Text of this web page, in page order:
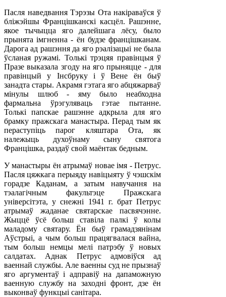
Пасля наведвання Тэрэзы Ота накіраваўся ў
бліжэйшы Францішканскі касцёл. Рашэнне,
якое тычыцца яго далейшага лёсу, было
прынята імгненна - ён будзе францішканам.
Дарога ад рашэння да яго рэалізацыі не была
ўсланая ружамі. Толькі трэцяя правінцыя ў
Празе выказала згоду на яго прыняцце - для
правінцый у Інсбруку і ў Вене ён быў
занадта стары. Акрамя гэтага яго абцяжарваў
мінулы шлюб - яму было неабходна
фармальна ўрэгуляваць гэтае пытанне.
Толькі папскае рашэнне адкрыла для яго
брамку пражскага манастыра. Перад тым як
пераступіць парог кляштара Ота, як
належыць духоўнаму сыну святога
Францішка, раздаў свой маёнтак бедным.
У манастыры ён атрымаў новае імя - Петрус.
Пасля цяжкага перыяду навіцыяту ў чэшскім
горадзе Каданам, а затым навучання на
тэалагічным факультэце Пражскага
універсітэта, у снежні 1941 г. брат Петрус
атрымаў жаданае святарскае пасвячэнне.
Жыццё ўсё больш ставіла палкі ў колы
маладому святару. Ён быў грамадзянінам
Аўстрыі, а чым больш працягвалася вайна,
тым больш немцы мелі патрэбу ў новых
салдатах. Аднак Петрус адмовіўся ад
ваеннай службы. Але ваенны суд не прызнаў
яго аргументаў і адправіў на дапаможную
ваенную службу на заходні фронт, дзе ён
выконваў функцыі санітара.